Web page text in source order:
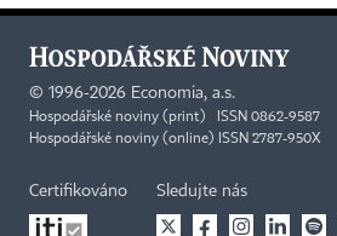
© 1996-2026 Economia, a.s.
Hospodářské noviny (print) ISSN 0862-9587
Hospodářské noviny (online) ISSN 2787-950X
Certifikováno Sledujte nás